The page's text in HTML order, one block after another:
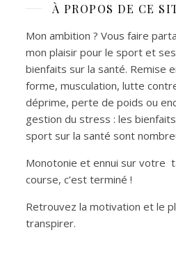
À PROPOS DE CE
Mon ambition ? Vous faire
mon plaisir pour le sport et ses
bienfaits sur la santé. Remise
forme, musculation, lutte
déprime, perte de poids ou
gestion du stress : les
sport sur la santé sont
Monotonie et ennui sur votre
course, c’est terminé !
Retrouvez la motivation et le
transpirer.